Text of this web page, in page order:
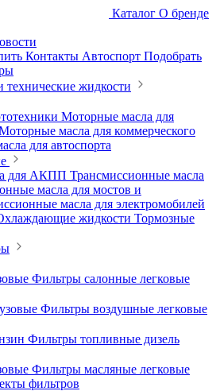
Каталог О бренде
Контакты Автоспорт Подобрать
жидкости
Моторные масла для
масла для коммерческого
для автоспорта
для АКПП Трансмиссионные масла
масла для мостов и
масла для электромобилей
жидкости Тормозные
Фильтры салонные легковые
Фильтры воздушные легковые
Фильтры топливные дизель
Фильтры масляные легковые
фильтров